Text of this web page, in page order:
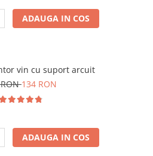
ADAUGA IN COS
vin cu suport arcuit
134 RON
ADAUGA IN COS